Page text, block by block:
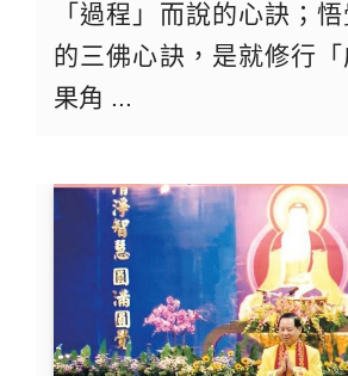
「過程」而說的心訣；
的三佛心訣，是就修行
果角 ...